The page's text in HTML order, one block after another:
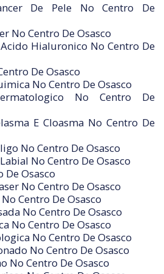
De Pele No Centro De
No Centro De Osasco
Hialuronico No Centro De
De Osasco
No Centro De Osasco
No Centro De
E Cloasma No Centro De
No Centro De Osasco
No Centro De Osasco
De Osasco
No Centro De Osasco
Centro De Osasco
No Centro De Osasco
No Centro De Osasco
No Centro De Osasco
No Centro De Osasco
No Centro De Osasco